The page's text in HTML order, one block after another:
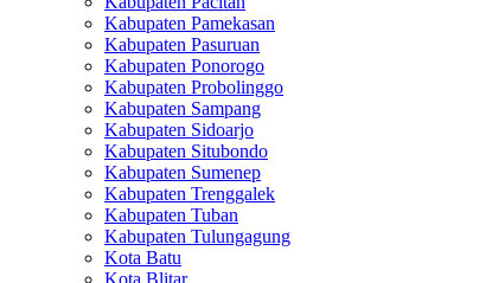
Kabupaten Pamekasan
Kabupaten Pasuruan
Kabupaten Ponorogo
Kabupaten Probolinggo
Kabupaten Sampang
Kabupaten Sidoarjo
Kabupaten Situbondo
Kabupaten Sumenep
Kabupaten Trenggalek
Kabupaten Tuban
Kabupaten Tulungagung
Kota Batu
Kota Blitar